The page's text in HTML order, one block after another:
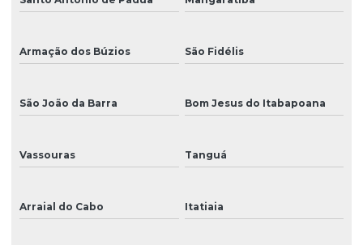
Peça para mimaki
Peças para impressora uv
Peças de reposição para impressoras digitais
Peças de reposição para plotter de impressão
Armação dos Búzios São Fidélis
São João da Barra Bom Jesus do Itabapoana
Vassouras Tanguá
Arraial do Cabo Itatiaia